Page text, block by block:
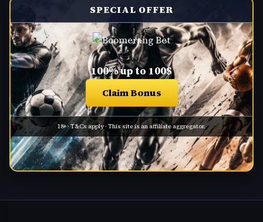
SPECIAL OFFER
100% up to 100$
Claim Bonus
18+ · T&Cs apply · This site is an affiliate aggregator.